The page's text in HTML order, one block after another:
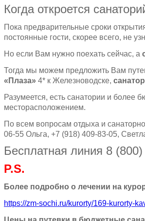
Когда откроется
Пока предварительные сроки
постоянные гости, скорее всего, не
Но если Вам нужно поехать сейчас, а
Тогда мы можем предложить Вам
«Плаза» 4* к Железноводске,
Разумеется, есть санатории и более
месторасположением.
По всем вопросам отдыха и
06-55 Ольга, +7 (918) 409-83-05,
Бесплатная линия 8
P.S.
Более подробно о лечении на
https://zm-sochi.ru/kurorty/169-kurorty-